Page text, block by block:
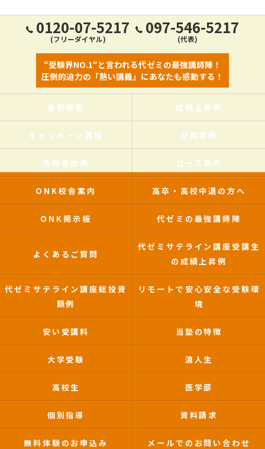
0120-07-5217
(フリーダイヤル)
097-546-5217
(代表)
“受験界NO.1“と言われる代ゼミの最強講師陣！
圧倒的迫力の「熱い講義」にあなたも感動する！
最新情報 成績上昇例
キャンペーン講座 合格実績
合格者の声 コース案内
ONK校舎案内 高卒・高校中退の方へ
ONK掲示板 代ゼミの最強講師陣
よくあるご質問
代ゼミサテライン講座受講生
の成績上昇例
代ゼミサテライン講座総投資
額例
リモートで安心安全な受験環
境
安い受講料 当塾の特徴
大学受験 浪人生
高校生 医学部
個別指導 資料請求
無料体験のお申込み メールでのお問い合わせ